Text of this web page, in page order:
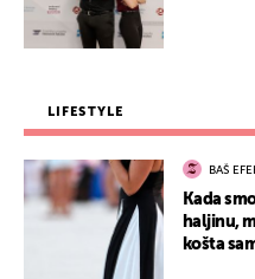
LIFESTYLE
BAŠ
Kada
haljinu,
košta